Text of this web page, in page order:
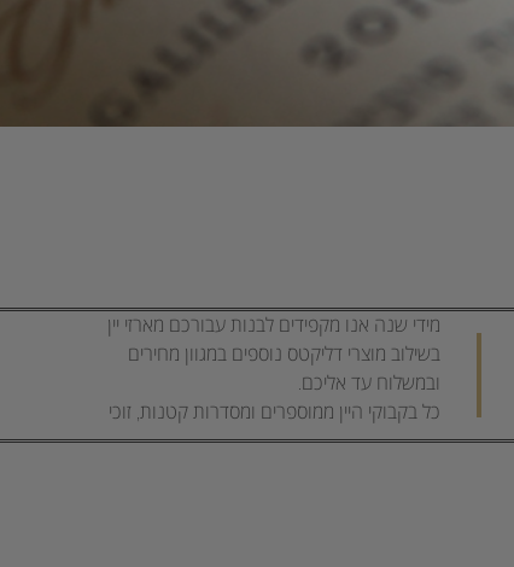
מידי שנה אנו מקפידים לבנות עבורכם מארזי יין
בשילוב מוצרי דליקטס נוספים במגוון מחירים
ובמשלוח עד אליכם.
כל בקבוקי היין ממוספרים ומסדרות קטנות, זוכי